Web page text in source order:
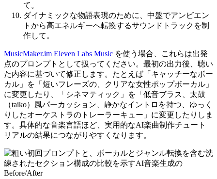
て。
ダイナミックな物語表現のために、中盤でアンビエン
トから高エネルギーへ転換するサウンドトラックを制
作して。
MusicMaker.im Eleven Labs Music を使う場合、これらは出発
点のプロンプトとして扱ってください。最初の出力後、聴い
た内容に基づいて修正します。たとえば「キャッチーなボー
カル」を「短いフレーズの、クリアな女性ポップボーカル」
に変更したり、「シネマティック」を「低音ブラス、太鼓
（taiko）風パーカッション、静かなイントロを持つ、ゆっく
りしたオーケストラのトレーラーキュー」に変更したりしま
す。具体的な音楽言語ほど、実用的なAI楽曲制作チュート
リアルの結果につながりやすくなります。